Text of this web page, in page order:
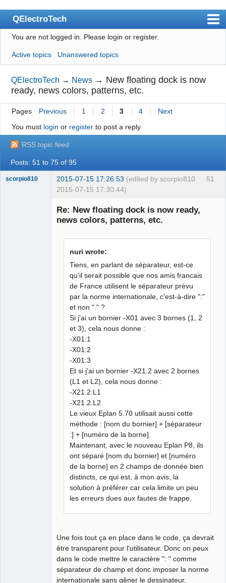
QElectroTech
Index
User list
Search
Register
Login
Site officiel
Wiki
BugTracker
Manual 0.8_cs
Google_Search
You are not logged in. Please login or register.
Active topics Unanswered topics
QElectroTech → News → New floating dock is now
ready, news colors, patterns, etc.
Pages Previous 1 2 3 4
Next
You must login or registerto post a reply
RSS topic feed
Posts: 51 to 75 of 95
51
scorpio810 2015-07-15 17:26:53 (edited by scorpio810
2015-07-15 17:30:44)
Re: New floating dock is now ready,
news colors, patterns, etc.
nuri wrote:
Tiens, en parlant de séparateur, est-ce
qu'il serait possible que nos amis francais
de France utilisent le séparateur prévu
par la norme internationale, c'est-à-dire ":"
et non "." ?
Si j'ai un bornier -X01 avec 3 bornes (1, 2
et 3), cela nous donne :
-X01:1
-X01:2
-X01:3
Et si j'ai un bornier -X21.2 avec 2 bornes
(L1 et L2), cela nous donne :
-X21.2:L1
-X21.2:L2
Le vieux Eplan 5.70 utilisait aussi cette
méthode : [nom du bornier] + [séparateur
:] + [numéro de la borne].
Maintenant, avec le nouveau Eplan P8, ils
ont séparé [nom du bornier] et [numéro
de la borne] en 2 champs de donnée bien
distincts, ce qui est, à mon avis, la
solution à préférer car cela limite un peu
les erreurs dues aux fautes de frappe.
Une fois tout ça en place dans le code, ça devrait
être transparent pour l'utilisateur. Donc on peux
dans le code mettre le caractère ": " comme
séparateur de champ et donc imposer la norme
internationale sans gêner le dessinateur.